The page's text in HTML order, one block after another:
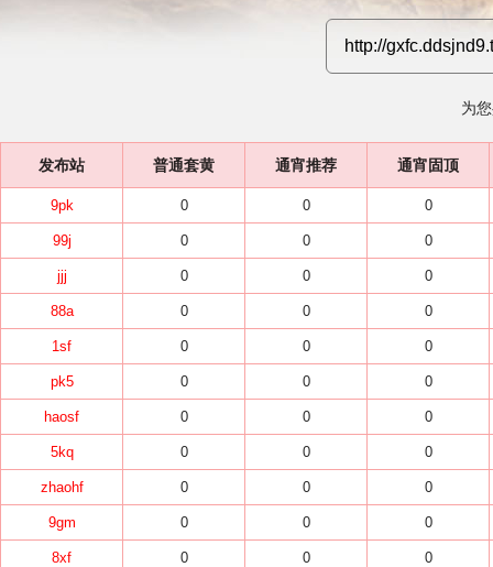
为
发布站 普通套黄 通宵推荐 通宵固顶
9pk 0 0 0
99j 0 0 0
jjj 0 0 0
88a 0 0 0
1sf 0 0 0
pk5 0 0 0
haosf 0 0 0
5kq 0 0 0
zhaohf 0 0 0
9gm 0 0 0
8xf 0 0 0